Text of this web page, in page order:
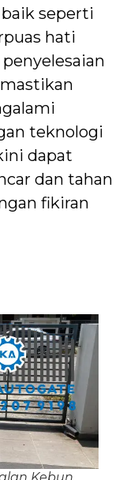
seperti
hati
teknologi
dapat
dan tahan
fikiran